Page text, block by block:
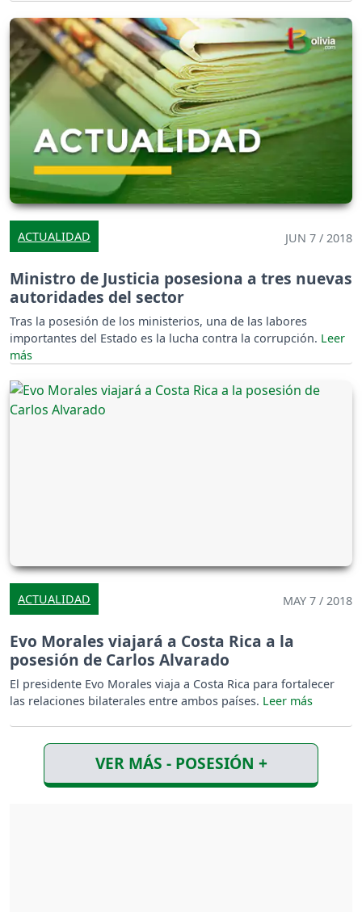
ACTUALIDAD JUN 7 / 2018
Ministro de Justicia posesiona a tres nuevas
autoridades del sector
Tras la posesión de los ministerios, una de las labores
importantes del Estado es la lucha contra la corrupción.
ACTUALIDAD MAY 7 / 2018
Evo Morales viajará a Costa Rica a la
posesión de Carlos Alvarado
El presidente Evo Morales viaja a Costa Rica para fortalecer
las relaciones bilaterales entre ambos países.
VER MÁS - POSESIÓN +